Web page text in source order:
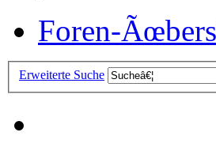
Foren-
Erweiterte Suche